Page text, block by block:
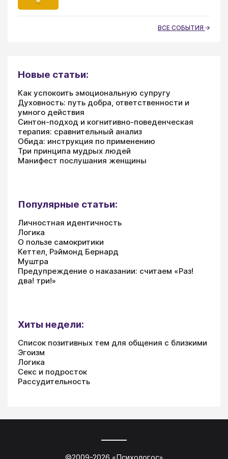
ВСЕ СОБЫТИЯ
Новые статьи:
Как успокоить эмоциональную супругу
Духовность: путь добра, ответственности и
умного действия
Синтон-подход и когнитивно-поведенческая
терапия: сравнительный анализ
Обида: инструкция по применению
Три принципа мудрых людей
Манифест послушания женщины
Популярные статьи:
Личностная идентичность
Логика
О пользе самокритики
Кеттел, Рэймонд Бернард
Муштра
Предупреждение о наказании: считаем «Раз!
два! три!»
Хиты недели:
Список позитивных тем для общения с близкими
Эгоизм
Логика
Секс и подросток
Рассудительность
©2009-2026 «Психологос»